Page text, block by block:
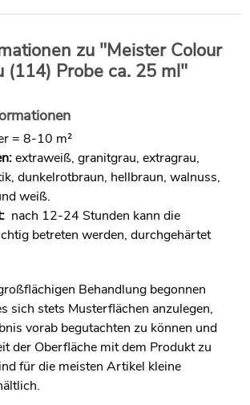
zu "Meister Colour
(114) Probe ca. 25 ml"
= 8-10 m²
extraweiß, granitgrau, extragrau,
dunkelrotbraun, hellbraun, walnuss,
weiß.
nach 12-24 Stunden kann die
betreten werden, durchgehärtet
Behandlung begonnen
sich stets Musterflächen anzulegen,
vorab begutachten zu können und
der Oberfläche mit dem Produkt zu
für die meisten Artikel kleine